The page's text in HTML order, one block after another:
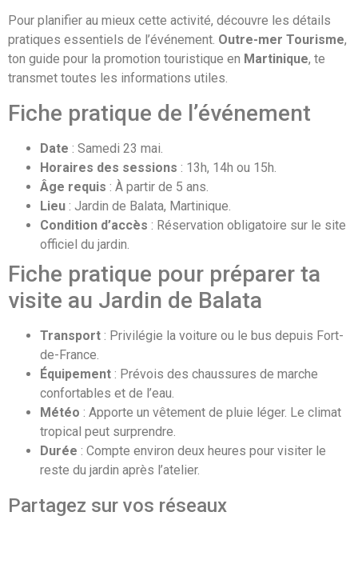
Pour planifier au mieux cette activité, découvre les détails
pratiques essentiels de l’événement. Outre-mer Tourisme,
ton guide pour la promotion touristique en Martinique, te
transmet toutes les informations utiles.
Fiche pratique de l’événement
Date : Samedi 23 mai.
Horaires des sessions : 13h, 14h ou 15h.
Âge requis : À partir de 5 ans.
Lieu : Jardin de Balata, Martinique.
Condition d’accès : Réservation obligatoire sur le site
officiel du jardin.
Fiche pratique pour préparer ta
visite au Jardin de Balata
Transport : Privilégie la voiture ou le bus depuis Fort-
de-France.
Équipement : Prévois des chaussures de marche
confortables et de l’eau.
Météo : Apporte un vêtement de pluie léger. Le climat
tropical peut surprendre.
Durée : Compte environ deux heures pour visiter le
reste du jardin après l’atelier.
Partagez sur vos réseaux